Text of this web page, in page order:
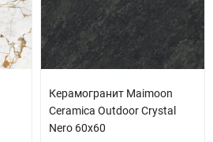
Керамогранит Maimoon
Ceramica Outdoor Crystal
Nero 60x60